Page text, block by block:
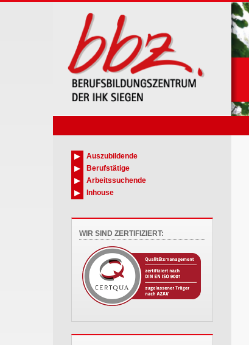
Auszubildende
Berufstätige
Arbeitssuchende
Inhouse
WIR SIND ZERTIFIZIERT: